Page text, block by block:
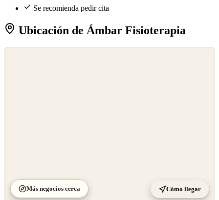
Se recomienda pedir cita
Ubicación de Ámbar Fisioterapia
Más negocios cerca Cómo llegar